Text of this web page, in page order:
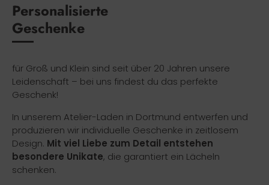
Personalisierte
Geschenke
für Groß und Klein sind seit über 20 Jahren unsere
Leidenschaft – bei uns findest du das perfekte
Geschenk!
In unserem Atelier-Laden in Dortmund entwerfen und
produzieren wir individuelle Geschenke in zeitlosem
Design. Mit viel Liebe zum Detail entstehen
besondere Unikate, die garantiert ein Lächeln
schenken.